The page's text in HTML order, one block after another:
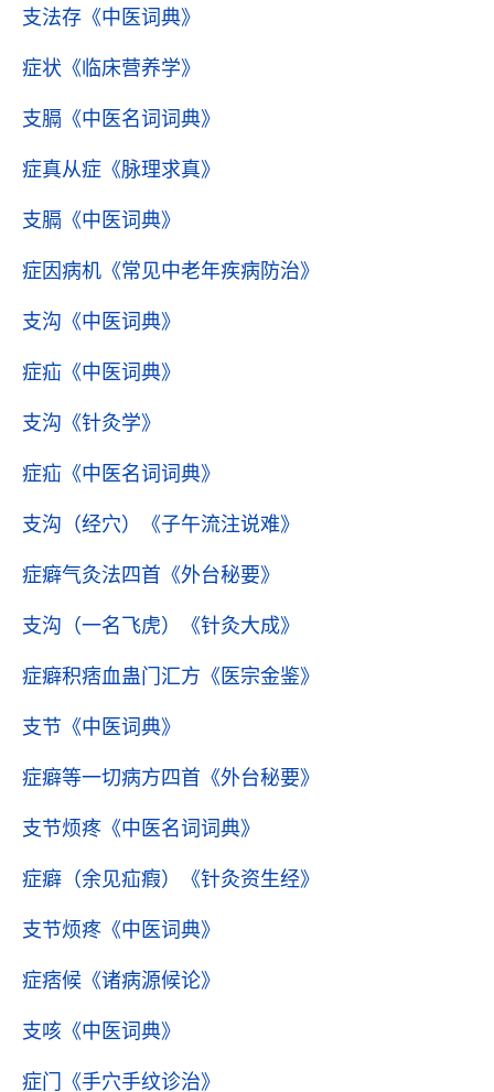
支法存 《中医词典》
症状 《临床营养学》
支膈 《中医名词词典》
症真从症 《脉理求真》
支膈 《中医词典》
症因病机 《常见中老年疾病防治》
支沟 《中医词典》
症疝 《中医词典》
支沟 《针灸学》
症疝 《中医名词词典》
支沟（经穴） 《子午流注说难》
症癖气灸法四首 《外台秘要》
支沟（一名飞虎） 《针灸大成》
症癖积痞血蛊门汇方 《医宗金鉴》
支节 《中医词典》
症癖等一切病方四首 《外台秘要》
支节烦疼 《中医名词词典》
症癖（余见疝瘕） 《针灸资生经》
支节烦疼 《中医词典》
症痞候 《诸病源候论》
支咳 《中医词典》
症门 《手穴手纹诊治》